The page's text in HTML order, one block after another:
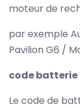
moteur de
par exemple
Pavilion G6 /
code batterie
Le code de